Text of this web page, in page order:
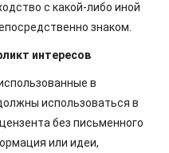
с какой-либо иной
знаком.
интересов
в
использоваться в
без письменного
или идеи,